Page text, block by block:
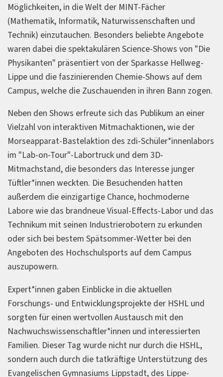
Möglichkeiten, in die Welt der MINT-Fächer
(Mathematik, Informatik, Naturwissenschaften und
Technik) einzutauchen. Besonders beliebte Angebote
waren dabei die spektakulären Science-Shows von "Die
Physikanten" präsentiert von der Sparkasse Hellweg-
Lippe und die faszinierenden Chemie-Shows auf dem
Campus, welche die Zuschauenden in ihren Bann zogen.
Neben den Shows erfreute sich das Publikum an einer
Vielzahl von interaktiven Mitmachaktionen, wie der
Morseapparat-Bastelaktion des zdi-Schüler*innenlabors
im "Lab-on-Tour"-Labortruck und dem 3D-
Mitmachstand, die besonders das Interesse junger
Tüftler*innen weckten. Die Besuchenden hatten
außerdem die einzigartige Chance, hochmoderne
Labore wie das brandneue Visual-Effects-Labor und das
Technikum mit seinen Industrierobotern zu erkunden
oder sich bei bestem Spätsommer-Wetter bei den
Angeboten des Hochschulsports auf dem Campus
auszupowern.
Expert*innen gaben Einblicke in die aktuellen
Forschungs- und Entwicklungsprojekte der HSHL und
sorgten für einen wertvollen Austausch mit den
Nachwuchswissenschaftler*innen und interessierten
Familien. Dieser Tag wurde nicht nur durch die HSHL,
sondern auch durch die tatkräftige Unterstützung des
Evangelischen Gymnasiums Lippstadt, des Lippe-